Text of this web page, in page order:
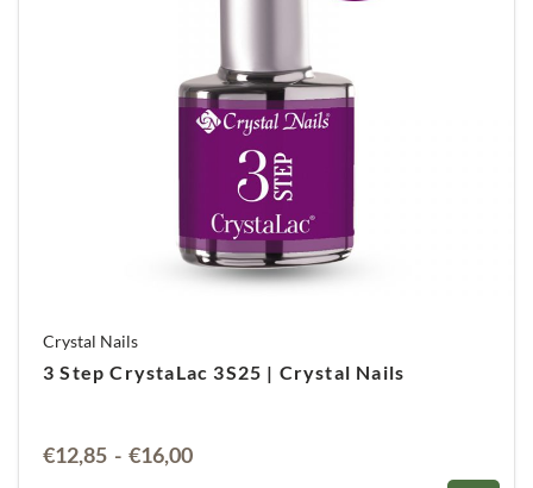
Crystal Nails
3 Step CrystaLac 3S25 | Crystal Nails
€12,85 - €16,00Prijsklasse: